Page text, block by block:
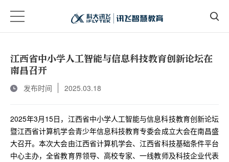
江西省中小学人工智能与信息科技教育创新论坛在
南昌召开
发布时间 2025.03.18
2025年3月15日，江西省中小学人工智能与信息科技教育创新论坛
暨江西省计算机学会青少年信息科技教育专委会成立大会在南昌盛
大召开。本次大会由江西省计算机学会、江西省科技基础条件平台
中心主办，全省教育界领导、高校专家、一线教师及科技企业代表